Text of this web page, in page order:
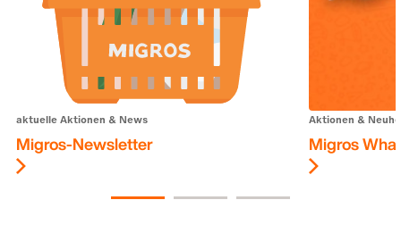
aktuelle Aktionen & News
Migros-Newsletter
Aktionen &
Migros